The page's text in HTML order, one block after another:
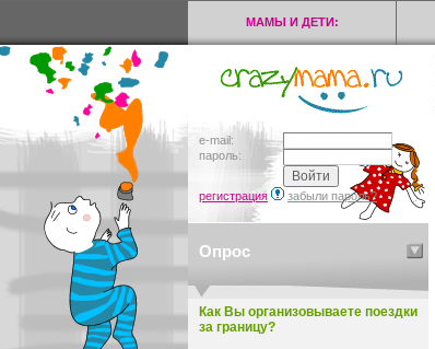
МАМЫ И ДЕТИ:
e-mail:
пароль:
регистрация забыли пароль?
Опрос
Как Вы организовываете поездки
за границу?